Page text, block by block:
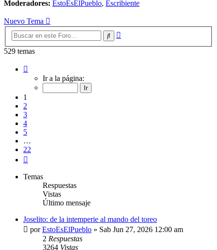
Moderadores: EstoEsElPueblo, Escribiente
Nuevo Tema
Buscar
529 temas
Ir a la página:
1
2
3
4
5
…
22
Temas
Respuestas
Vistas
Último mensaje
Joselito: de la intemperie al mando del toreo
porEstoEsElPueblo » Sab Jun 27, 2026 12:00 am
2 Respuestas
3264 Vistas